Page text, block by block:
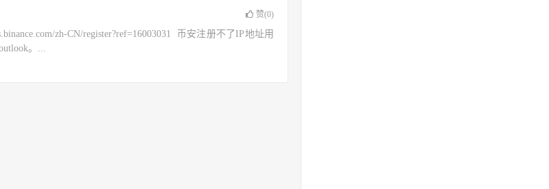
赞(0)
zh-CN/register?ref=16003031 币安注册不了IP地址用
。...